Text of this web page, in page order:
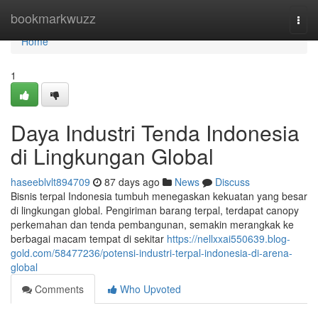
bookmarkwuzz
Home
Home
1
Daya Industri Tenda Indonesia
di Lingkungan Global
haseeblvlt894709 87 days ago News
Discuss
Bisnis terpal Indonesia tumbuh menegaskan kekuatan yang besar
di lingkungan global. Pengiriman barang terpal, terdapat canopy
perkemahan dan tenda pembangunan, semakin merangkak ke
berbagai macam tempat di sekitar https://nellxxai550639.blog-
gold.com/58477236/potensi-industri-terpal-indonesia-di-arena-
global
Comments
Who Upvoted